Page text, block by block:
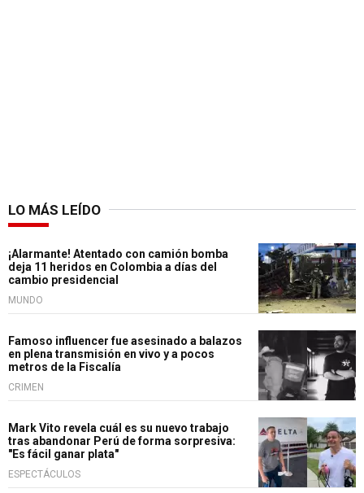
LO MÁS LEÍDO
¡Alarmante! Atentado con camión bomba
deja 11 heridos en Colombia a días del
cambio presidencial
MUNDO
Famoso influencer fue asesinado a balazos
en plena transmisión en vivo y a pocos
metros de la Fiscalía
CRIMEN
Mark Vito revela cuál es su nuevo trabajo
tras abandonar Perú de forma sorpresiva:
"Es fácil ganar plata"
ESPECTÁCULOS